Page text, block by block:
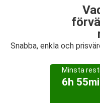
Snabba, enkla och
Minsta
6h